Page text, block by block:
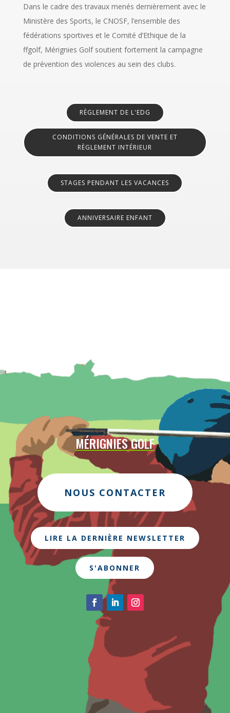
Dans le cadre des travaux menés dernièrement avec le
Ministère des Sports, le CNOSF, l’ensemble des
fédérations sportives et le Comité d’Ethique de la
ffgolf, Mérignies Golf soutient fortement la campagne
de prévention des violences au sein des clubs.
RÈGLEMENT DE L'EDG
CONDITIONS GÉNÉRALES DE VENTE ET
RÈGLEMENT INTÉRIEUR
STAGES PENDANT LES VACANCES
ANNIVERSAIRE ENFANT
MÉRIGNIES GOLF
NOUS CONTACTER
LIRE LA DERNIÈRE NEWSLETTER
S'ABONNER